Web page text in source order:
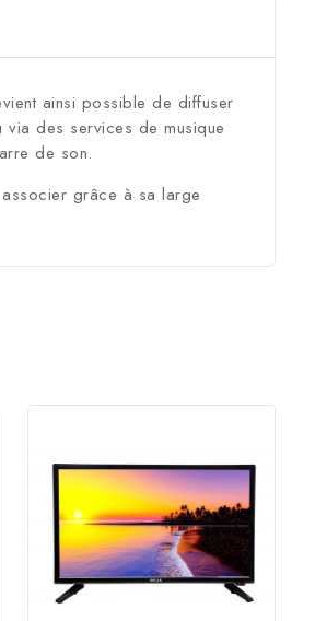
ainsi possible de diffuser
des services de musique
de son.
grâce à sa large